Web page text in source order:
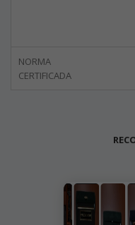
NORMA
CERTIFICADA